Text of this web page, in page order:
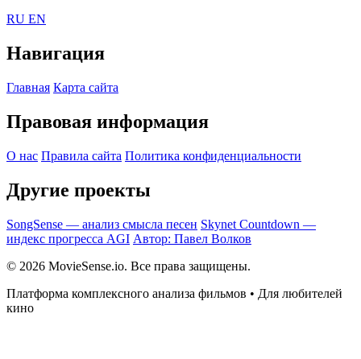
RU EN
Навигация
Главная Карта сайта
Правовая информация
О нас Правила сайта Политика конфиденциальности
Другие проекты
SongSense — анализ смысла песен Skynet Countdown —
индекс прогресса AGI Автор: Павел Волков
© 2026 MovieSense.io. Все права защищены.
Платформа комплексного анализа фильмов • Для любителей
кино